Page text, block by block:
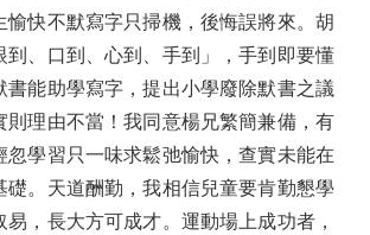
愉快不默寫字只掃機，後悔誤將來。胡
到、口到、心到、手到」，手到即要懂
書能助學寫字，提出小學廢除默書之議
則理由不當！我同意楊兄繁簡兼備，有
忽學習只一味求鬆弛愉快，查實未能在
礎。天道酬勤，我相信兒童要肯勤懇學
易，長大方可成才。運動場上成功者，